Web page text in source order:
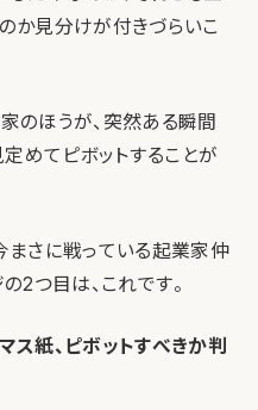
か見分けが付きづらいこ
のほうが、突然ある瞬間
定めてピボットすることが
まさに戦っている起業家仲
2つ目は、これです。
紙、ピボットすべきか判